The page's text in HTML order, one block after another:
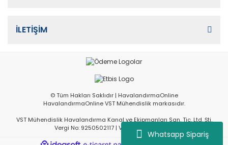
Whatsapp Sipariş
İLETİŞİM
© Tüm Hakları Saklıdır | HavalandırmaOnline
HavalandırmaOnline VST Mühendislik markasıdır.
VST Mühendislik Havalandırma Kanal ve Ekipmanları San. Tic. Ltd. Şti.
Vergi No: 9250502117 | Vergi Dairesi: İvedik